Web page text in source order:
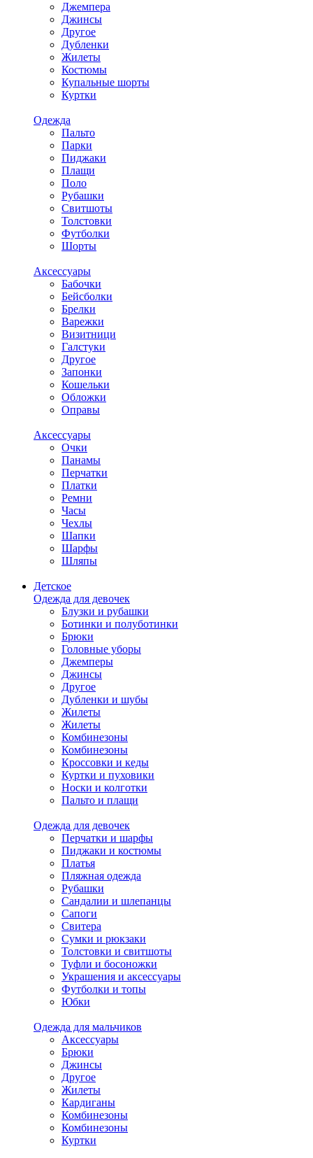
Джемпера
Джинсы
Другое
Дубленки
Жилеты
Костюмы
Купальные шорты
Куртки
Одежда
Пальто
Парки
Пиджаки
Плащи
Поло
Рубашки
Свитшоты
Толстовки
Футболки
Шорты
Аксессуары
Бабочки
Бейсболки
Брелки
Варежки
Визитници
Галстуки
Другое
Запонки
Кошельки
Обложки
Оправы
Аксессуары
Очки
Панамы
Перчатки
Платки
Ремни
Часы
Чехлы
Шапки
Шарфы
Шляпы
Детское
Одежда для девочек
Блузки и рубашки
Ботинки и полуботинки
Брюки
Головные уборы
Джемперы
Джинсы
Другое
Дубленки и шубы
Жилеты
Жилеты
Комбинезоны
Комбинезоны
Кроссовки и кеды
Куртки и пуховики
Носки и колготки
Пальто и плащи
Одежда для девочек
Перчатки и шарфы
Пиджаки и костюмы
Платья
Пляжная одежда
Рубашки
Сандалии и шлепанцы
Сапоги
Свитера
Сумки и рюкзаки
Толстовки и свитшоты
Туфли и босоножки
Украшения и аксессуары
Футболки и топы
Юбки
Одежда для мальчиков
Аксессуары
Брюки
Джинсы
Другое
Жилеты
Кардиганы
Комбинезоны
Комбинезоны
Куртки